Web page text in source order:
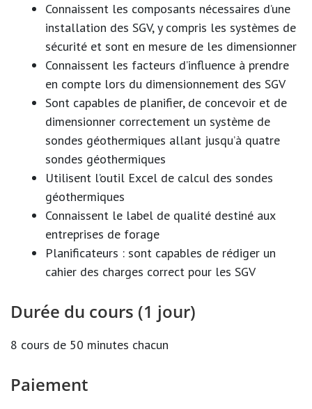
Connaissent les composants nécessaires d’une
installation des SGV, y compris les systèmes de
sécurité et sont en mesure de les dimensionner
Connaissent les facteurs d’influence à prendre
en compte lors du dimensionnement des SGV
Sont capables de planifier, de concevoir et de
dimensionner correctement un système de
sondes géothermiques allant jusqu’à quatre
sondes géothermiques
Utilisent l’outil Excel de calcul des sondes
géothermiques
Connaissent le label de qualité destiné aux
entreprises de forage
Planificateurs : sont capables de rédiger un
cahier des charges correct pour les SGV
Durée du cours (1 jour)
8 cours de 50 minutes chacun
Paiement